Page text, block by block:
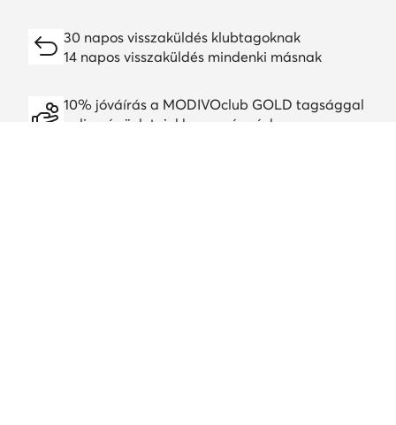
30 napos visszaküldés klubtagoknak
14 napos visszaküldés mindenki másnak
10% jóváírás a MODIVOclub GOLD tagsággal
online és üzleteinkben, egész évben